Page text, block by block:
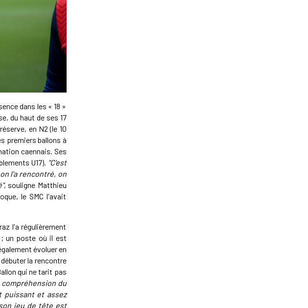
dans les « 18 »
du haut de ses 17
en N2 (le 10
premiers ballons à
caennais. Ses
U17). "C'est
l'a rencontré, on
, souligne Matthieu
le SMC l'avait
l'a régulièrement
; un poste où il est
évoluer en
la rencontre
qui ne tarit pas
du
puissant et assez
jeu de tête est